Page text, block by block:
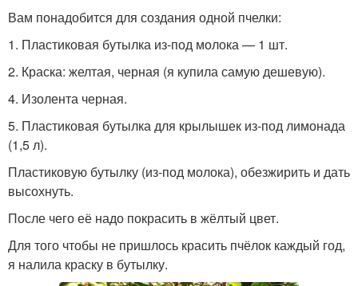
Вам понадобится для создания одной пчелки:
1. Пластиковая бутылка из-под молока — 1 шт.
2. Краска: желтая, черная (я купила самую дешевую).
4. Изолента черная.
5. Пластиковая бутылка для крылышек из-под лимонада
(1,5 л).
Пластиковую бутылку (из-под молока), обезжирить и дать
высохнуть.
После чего её надо покрасить в жёлтый цвет.
Для того чтобы не пришлось красить пчёлок каждый год,
я налила краску в бутылку.